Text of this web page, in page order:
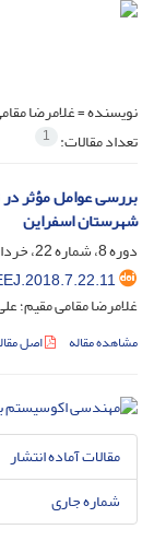
نویسنده =غلامرضا
تعداد مقالات: 1
بررسی عوامل مؤثر
شهرستان اسفراین
دوره 8، شماره 22، خرداد 1398، صفحه
غلامرضا مقامی مقیم؛
مشاهده مقاله اصل
مقالات آماده انتشار
شماره جاری